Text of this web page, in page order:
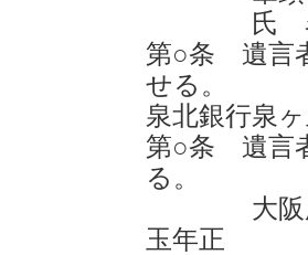
氏 名 認
第○条 遺言
せる。
泉北銀行泉
第○条 遺言
る。
大阪府堺
玉年正